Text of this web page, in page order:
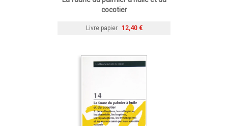
cocotier
Livre papier 12,40 €